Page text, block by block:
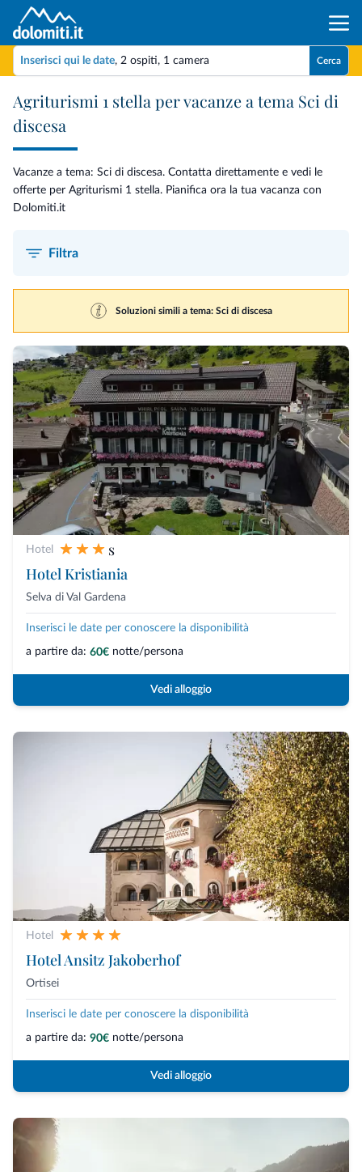
Inserisci qui le date, 2 ospiti, 1 camera Cerca
Agriturismi 1 stella per vacanze a tema Sci di
discesa
Vacanze a tema: Sci di discesa. Contatta direttamente e vedi le
offerte per Agriturismi 1 stella. Pianifica ora la tua vacanza con
Dolomiti.it
Filtra
Soluzioni simili a tema: Sci di discesa
Hotel
s
Hotel Kristiania
Selva di Val Gardena
Inserisci le date per conoscere la disponibilità
a partire da: 60€ notte/persona
Vedi alloggio
Hotel
Hotel Ansitz Jakoberhof
Ortisei
Inserisci le date per conoscere la disponibilità
a partire da: 90€ notte/persona
Vedi alloggio